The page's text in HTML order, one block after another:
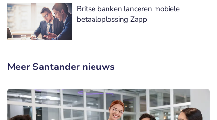
Britse banken lanceren mobiele
betaaloplossing Zapp
Meer Santander nieuws